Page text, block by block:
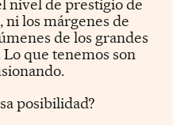
nivel de prestigio de
ni los márgenes de
de los grandes
que tenemos son
posibilidad?